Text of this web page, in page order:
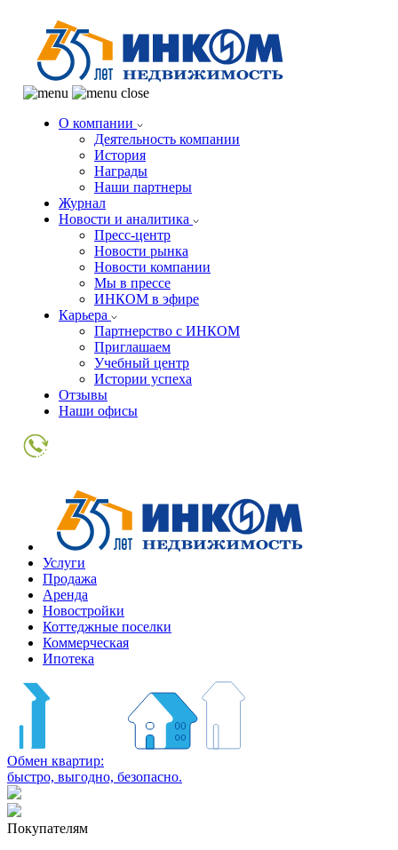
О компании
Деятельность компании
История
Награды
Наши партнеры
Журнал
Новости и аналитика
Пресс-центр
Новости рынка
Новости компании
Мы в прессе
ИНКОМ в эфире
Карьера
Партнерство с ИНКОМ
Приглашаем
Учебный центр
Истории успеха
Отзывы
Наши офисы
Услуги
Продажа
Аренда
Новостройки
Коттеджные поселки
Коммерческая
Ипотека
Обмен квартир:
быстро, выгодно, безопасно.
Покупателям